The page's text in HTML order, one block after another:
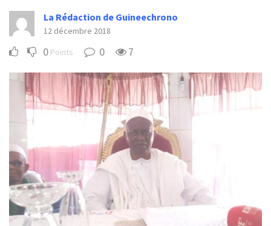
La Rédaction de Guineechrono
12 décembre 2018
0 Points 0 7